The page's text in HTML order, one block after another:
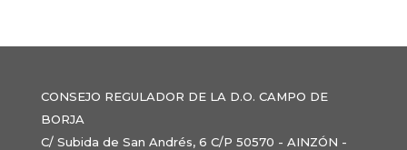
CONSEJO REGULADOR DE LA D.O. CAMPO DE
BORJA
C/ Subida de San Andrés, 6 C/P 50570 - AINZÓN -